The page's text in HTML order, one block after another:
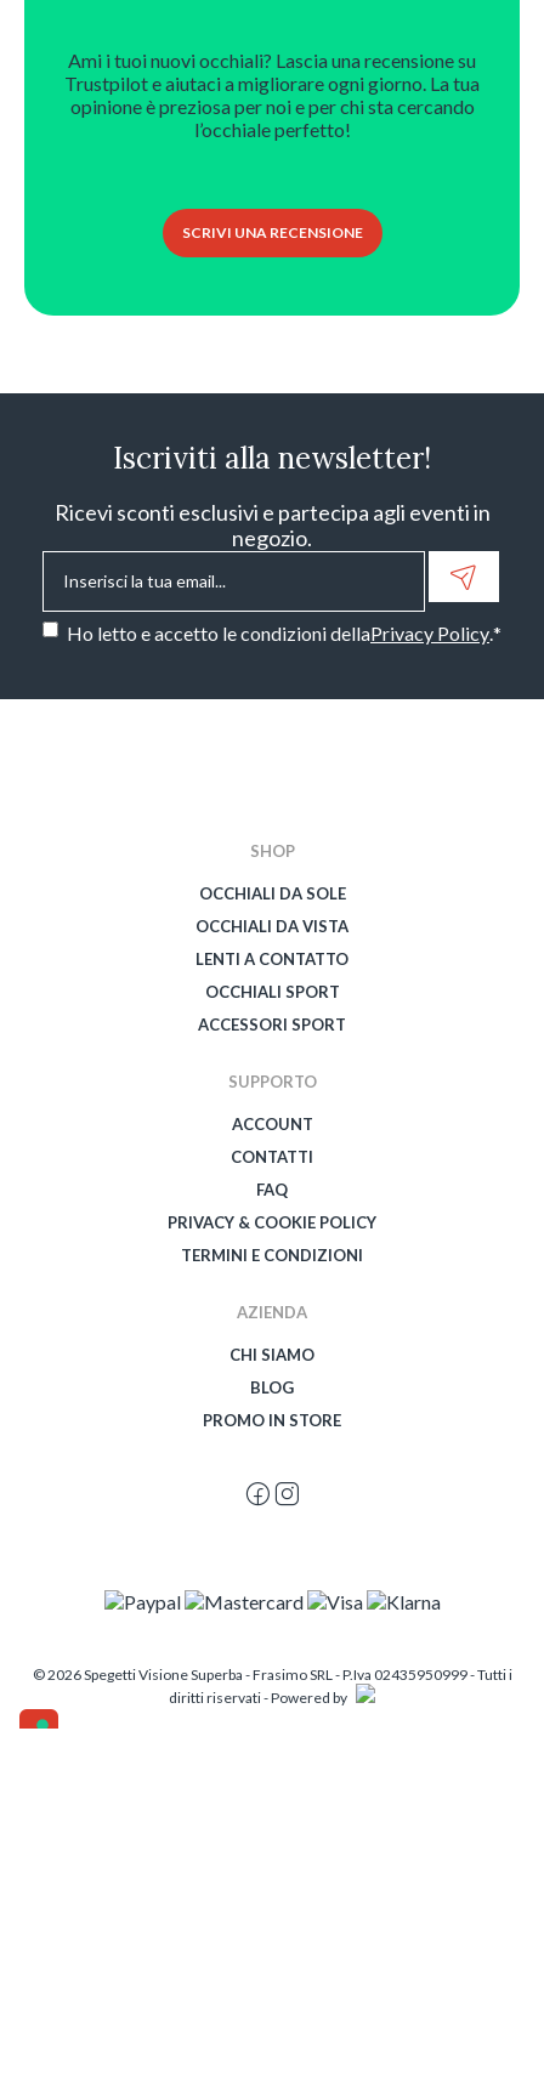
Ami i tuoi nuovi occhiali? Lascia una recensione su
Trustpilot e aiutaci a migliorare ogni giorno. La tua
opinione è preziosa per noi e per chi sta cercando
l’occhiale perfetto!
SCRIVI UNA RECENSIONE
Iscriviti alla newsletter!
Ricevi sconti esclusivi e partecipa agli eventi in
negozio.
Email*
Consenso*
Ho letto e accetto le condizioni dellaPrivacy Policy.*
SHOP
OCCHIALI DA SOLE
OCCHIALI DA VISTA
LENTI A CONTATTO
OCCHIALI SPORT
ACCESSORI SPORT
SUPPORTO
ACCOUNT
CONTATTI
FAQ
PRIVACY & COOKIE POLICY
TERMINI E CONDIZIONI
AZIENDA
CHI SIAMO
BLOG
PROMO IN STORE
© 2026 Spegetti Visione Superba - Frasimo SRL - P.Iva 02435950999 - Tutti i
diritti riservati - Powered by